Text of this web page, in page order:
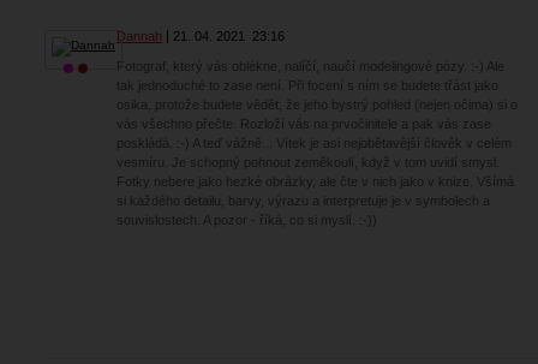
Dannah 21. 04. 2021 23:16
Fotograf, který vás oblékne, nalíčí, naučí modelingové pózy. :-) Ale
tak jednoduché to zase není. Při focení s ním se budete třást jako
osika, protože budete vědět, že jeho bystrý pohled (nejen očima) si o
vás všechno přečte. Rozloží vás na prvočinitele a pak vás zase
poskládá. :-) A teď vážně... Vítek je asi nejobětavější člověk v celém
vesmíru. Je schopný pohnout zeměkoulí, když v tom uvidí smysl.
Fotky nebere jako hezké obrázky, ale čte v nich jako v knize. Všímá
si každého detailu, barvy, výrazu a interpretuje je v symbolech a
souvislostech. A pozor - říká, co si myslí. :-))